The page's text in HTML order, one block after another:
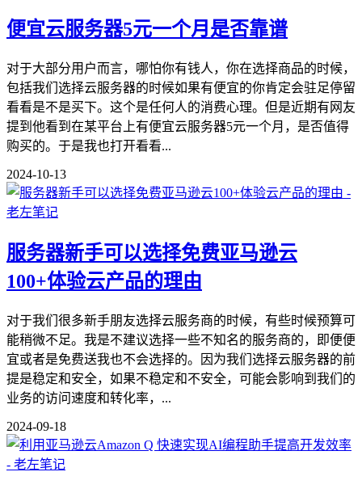
便宜云服务器5元一个月是否靠谱
对于大部分用户而言，哪怕你有钱人，你在选择商品的时候，
包括我们选择云服务器的时候如果有便宜的你肯定会驻足停留
看看是不是买下。这个是任何人的消费心理。但是近期有网友
提到他看到在某平台上有便宜云服务器5元一个月，是否值得
购买的。于是我也打开看看...
2024-10-13
服务器新手可以选择免费亚马逊云
100+体验云产品的理由
对于我们很多新手朋友选择云服务商的时候，有些时候预算可
能稍微不足。我是不建议选择一些不知名的服务商的，即便便
宜或者是免费送我也不会选择的。因为我们选择云服务器的前
提是稳定和安全，如果不稳定和不安全，可能会影响到我们的
业务的访问速度和转化率，...
2024-09-18